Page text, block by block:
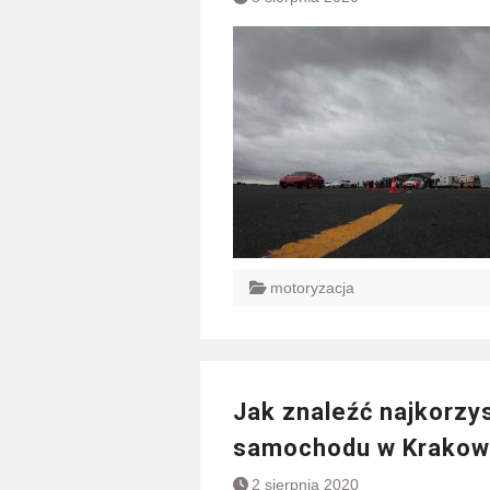
motoryzacja
Jak znaleźć
samochodu w
2 sierpnia 2020